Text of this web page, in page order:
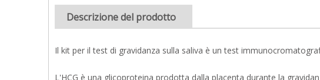
Descrizione del prodotto
Il kit per il test di gravidanza sulla saliva è un test
L'HCG è una glicoproteina prodotta dalla placenta durante la